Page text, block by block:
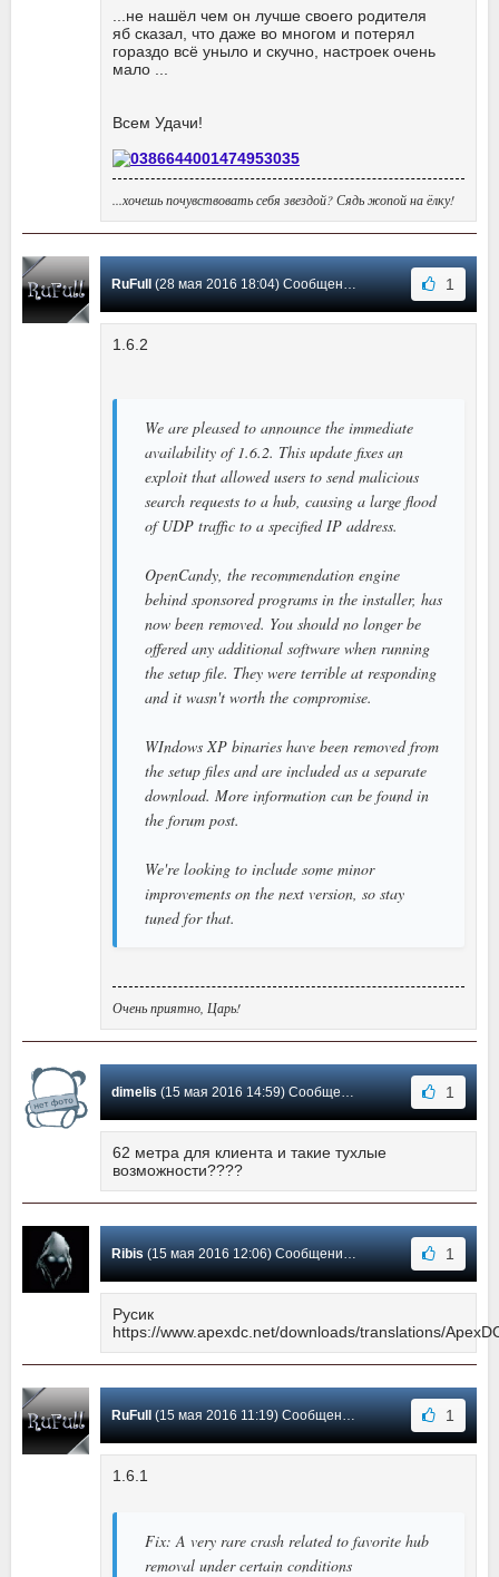
...не нашёл чем он лучше своего родителя
яб сказал, что даже во многом и потерял
гораздо всё уныло и скучно, настроек очень
мало ...
Всем Удачи!
...хочешь почувствовать себя звездой? Сядь жопой на ёлку!
RuFull(28 мая 2016 18:04) Сообщение #31 1
1.6.2
We are pleased to announce the immediate
availability of 1.6.2. This update fixes an
exploit that allowed users to send malicious
search requests to a hub, causing a large flood
of UDP traffic to a specified IP address.
OpenCandy, the recommendation engine
behind sponsored programs in the installer, has
now been removed. You should no longer be
offered any additional software when running
the setup file. They were terrible at responding
and it wasn't worth the compromise.
WIndows XP binaries have been removed from
the setup files and are included as a separate
download. More information can be found in
the forum post.
We're looking to include some minor
improvements on the next version, so stay
tuned for that.
Очень приятно, Царь!
dimelis(15 мая 2016 14:59) Сообщение #30 1
62 метра для клиента и такие тухлые
возможности????
Ribis(15 мая 2016 12:06) Сообщение #29 1
Русик
https://www.apexdc.net/downloads/translations/
RuFull(15 мая 2016 11:19) Сообщение #28 1
1.6.1
Fix: A very rare crash related to favorite hub
removal under certain conditions